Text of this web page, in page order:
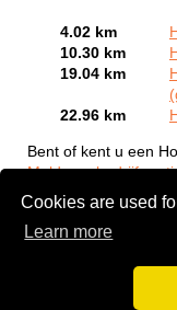
Cookies are used
Learn more
4.02 km
10.30 km
19.04 km
22.96 km
Bent of kent u een
Meld een bedrijf